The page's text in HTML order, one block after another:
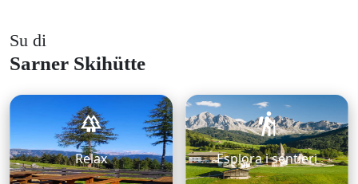
Su di
Sarner Skihütte
Relax Esplora i sentieri